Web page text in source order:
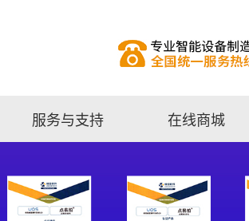
服务与支持 在线商城